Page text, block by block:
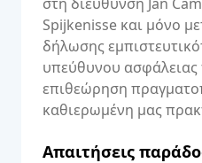
Spijkenisse και μόνο
δήλωσης
υπεύθυνου
επιθεώρηση
καθιερωμένη μας
Απαιτήσεις